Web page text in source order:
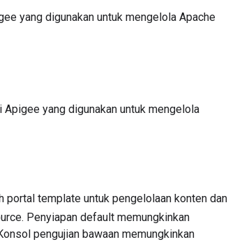
yang digunakan untuk mengelola Apache
yang digunakan untuk mengelola
portal template untuk pengelolaan konten dan
Penyiapan default memungkinkan
pengujian bawaan memungkinkan